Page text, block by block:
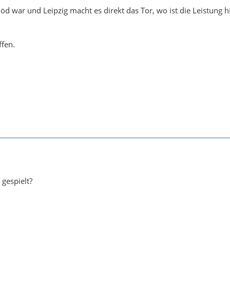
war und Leipzig macht es direkt das Tor, wo ist die Leistung